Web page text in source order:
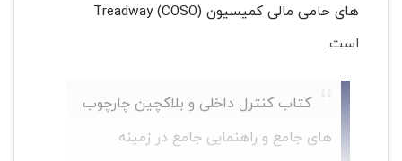
های حامی مالی کمیسیون Treadway (COSO)
است.
کتاب کنترل داخلی و بلاکچین چارچوب
های جامع و راهنمایی جامع در زمینه